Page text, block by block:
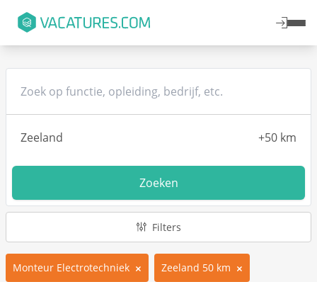
Zoeken
Filters
Monteur Electrotechniek Zeeland 50 km